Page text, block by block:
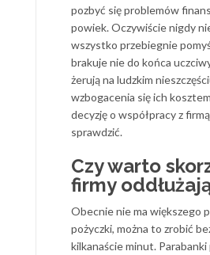
pozbyć się problemów
powiek. Oczywiście nigdy
wszystko przebiegnie
brakuje nie do końca
żerują na ludzkim
wzbogacenia się ich
decyzję o współpracy z
sprawdzić.
Czy warto
firmy
Obecnie nie ma większego
pożyczki, można to zrobić
kilkanaście minut.